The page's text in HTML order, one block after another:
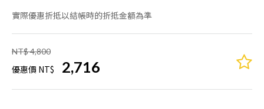
實際優惠折抵以結帳時的折抵金額為準
NT$ 4,800
優惠價 NT$ 2,716